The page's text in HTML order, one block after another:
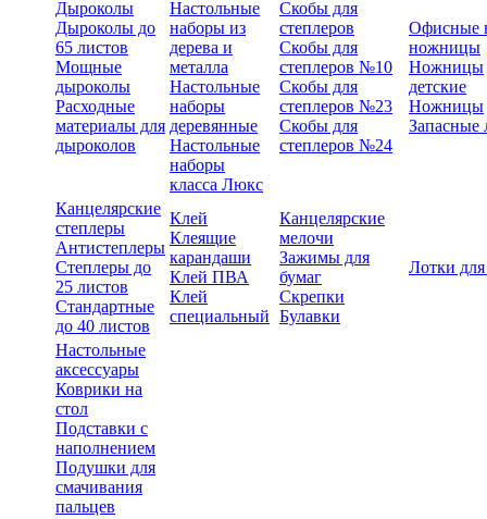
Дыроколы
Дыроколы до
65 листов
Мощные
дыроколы
Расходные
материалы для
дыроколов
Настольные
наборы из
дерева и
металла
Настольные
наборы
деревянные
Настольные
наборы
класса Люкс
Скобы для
степлеров
Скобы для
степлеров №10
Скобы для
степлеров №23
Скобы для
степлеров №24
Офисные
ножницы
Ножницы
детские
Ножницы
Запасные
Канцелярские
степлеры
Антистеплеры
Степлеры до
25 листов
Стандартные
до 40 листов
Клей
Клеящие
карандаши
Клей ПВА
Клей
специальный
Канцелярские
мелочи
Зажимы для
бумаг
Скрепки
Булавки
Лотки
Настольные
аксессуары
Коврики на
стол
Подставки с
наполнением
Подушки для
смачивания
пальцев